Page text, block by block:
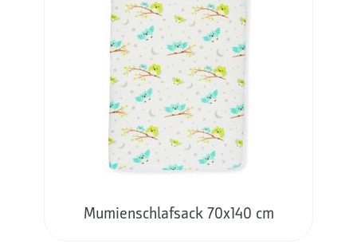
Mumienschlafsack 70x140 cm